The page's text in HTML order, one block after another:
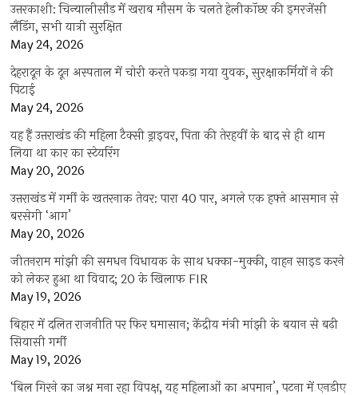
उत्तरकाशी: चिन्यालीसौड़ में खराब मौसम के चलते हेलीकॉप्टर की इमरजेंसी
लैंडिंग, सभी यात्री सुरक्षित
May 24, 2026
देहरादून के दून अस्पताल में चोरी करते पकड़ा गया युवक, सुरक्षाकर्मियों ने की
पिटाई
May 24, 2026
यह हैं उत्तराखंड की महिला टैक्सी ड्राइवर, पिता की तेरहवीं के बाद से ही थाम
लिया था कार का स्टेयरिंग
May 20, 2026
उत्तराखंड में गर्मी के खतरनाक तेवर: पारा 40 पार, अगले एक हफ्ते आसमान से
बरसेगी ‘आग’
May 20, 2026
जीतनराम मांझी की समधन विधायक के साथ धक्का-मुक्की, वाहन साइड करने
को लेकर हुआ था विवाद; 20 के खिलाफ FIR
May 19, 2026
बिहार में दलित राजनीति पर फिर घमासान; केंद्रीय मंत्री मांझी के बयान से बढ़ी
सियासी गर्मी
May 19, 2026
‘बिल गिरने का जश्न मना रहा विपक्ष, यह महिलाओं का अपमान’, पटना में एनडीए